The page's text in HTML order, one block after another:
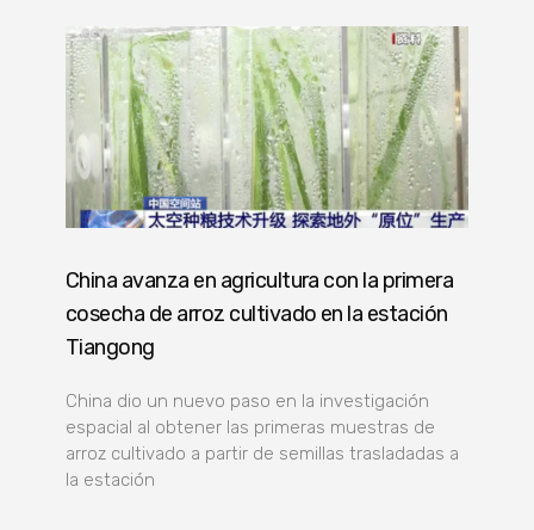
China avanza en agricultura con la primera
cosecha de arroz cultivado en la estación
Tiangong
China dio un nuevo paso en la investigación
espacial al obtener las primeras muestras de
arroz cultivado a partir de semillas trasladadas a
la estación